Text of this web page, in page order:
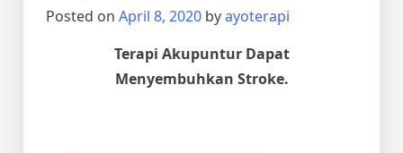
Posted on April 8, 2020 byayoterapi
Terapi Akupuntur Dapat
Menyembuhkan Stroke.